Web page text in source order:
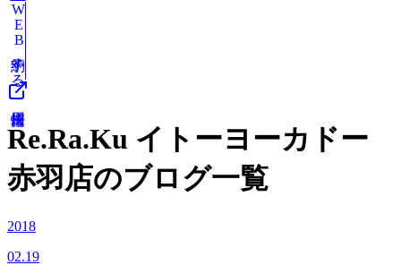
WEB予約する
Re.Ra.Ku イトーヨーカドー
赤羽店のブログ一覧
2018
02.19